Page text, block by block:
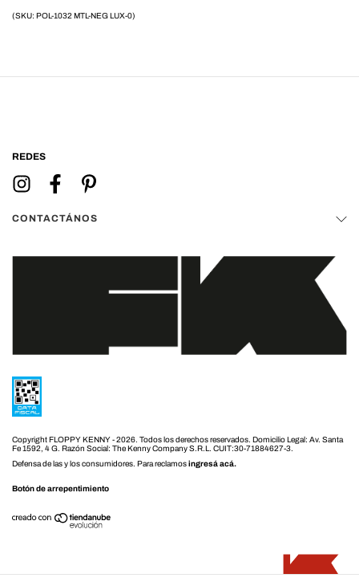
(SKU: POL-1032 MTL-NEG LUX-0)
REDES
CONTACTÁNOS
Copyright FLOPPY KENNY - 2026. Todos los derechos reservados.
Defensa de las y los consumidores. Para reclamosingresá acá.
Botón de arrepentimiento